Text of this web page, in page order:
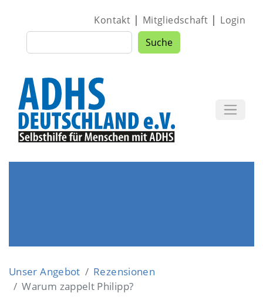
Suche Suche
Kontakt| Mitgliedschaft | Login
Unser Angebot
Rezensionen
Warum zappelt Philipp?